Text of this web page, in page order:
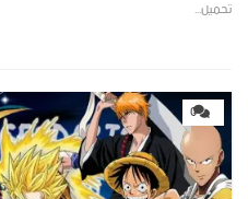
تحميل...
0